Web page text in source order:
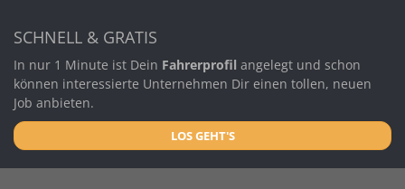
SCHNELL & GRATIS
In nur 1 Minute ist Dein Fahrerprofil angelegt und schon
können interessierte Unternehmen Dir einen tollen, neuen
Job anbieten.
LOS GEHT'S